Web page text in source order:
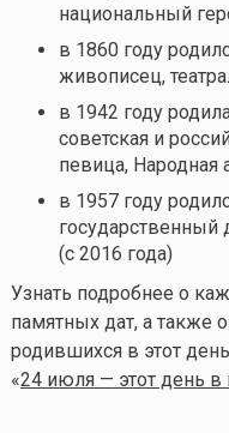
национальный
в 1860 году
живописец,
в 1942 году
советская и
певица, Народная
в 1957 году
государственный
(с 2016 года)
Узнать подробнее о
памятных дат, а также
родившихся в этот
«24 июля — этот день в